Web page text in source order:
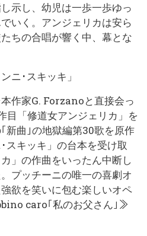
示し、幼児は一歩一歩ゆっ
いく。アンジェリカは安ら
ちの合唱が響く中、幕とな
ニ･スキッキ」
作家G. Forzanoと直接会っ
目「修道女アンジェリカ」を
新曲｣の地獄編第30歌を原作
スキッキ」の台本を受け取
」の作曲をいったん中断し
プッチーニの唯一の喜劇オ
欲を笑いに包む楽しいオペ
caro｢私のお父さん｣≫